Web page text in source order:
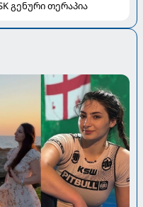
გენური თერაპია